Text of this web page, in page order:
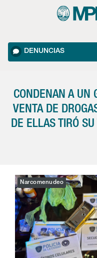
DENUNCIAS
CONDENAN A UN
VENTA DE
DE ELLAS TIRÓ
Narcomenudeo